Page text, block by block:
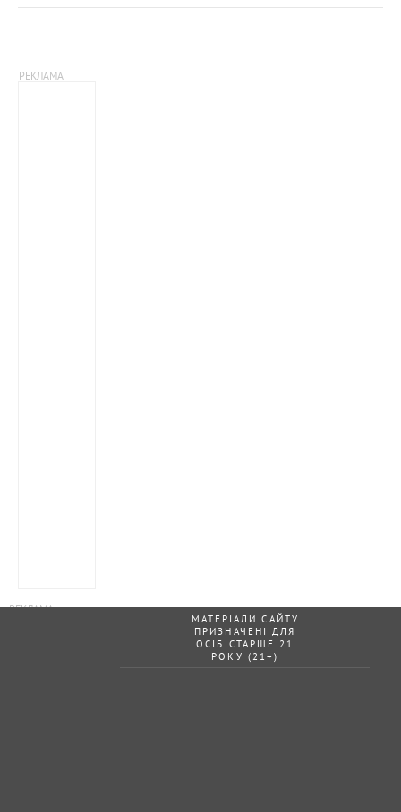
МАТЕРІАЛИ САЙТУ
ПРИЗНАЧЕНІ ДЛЯ
ОСІБ СТАРШЕ 21
РОКУ (21+)